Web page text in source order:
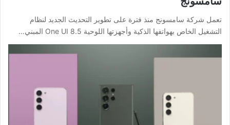
تعمل شركة سامسونج منذ فترة على تطوير التحديث الجديد لنظام
التشغيل الخاص بهواتفها الذكية وأجهزتها اللوحية One UI 8.5 المبني…